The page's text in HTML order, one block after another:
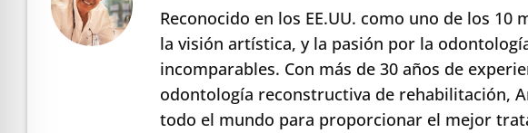
Reconocido en los EE.UU. como uno de los
la visión artística, y la pasión por la
incomparables. Con más de 30 años de
odontología reconstructiva de rehabilitación,
todo el mundo para proporcionar el mejor